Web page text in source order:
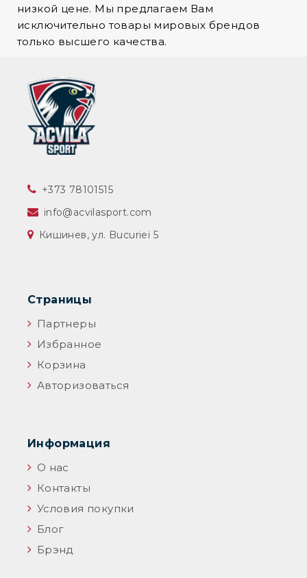
низкой цене. Мы предлагаем Вам
исключительно товары мировых брендов
только высшего качества.
‎+373 78101515
info@acvilasport.com
Кишинев, ул. Bucuriei 5
Страницы
Партнеры
Избранное
Корзина
Авторизоваться
Информация
О нас
Контакты
Условия покупки
Блог
Брэнд